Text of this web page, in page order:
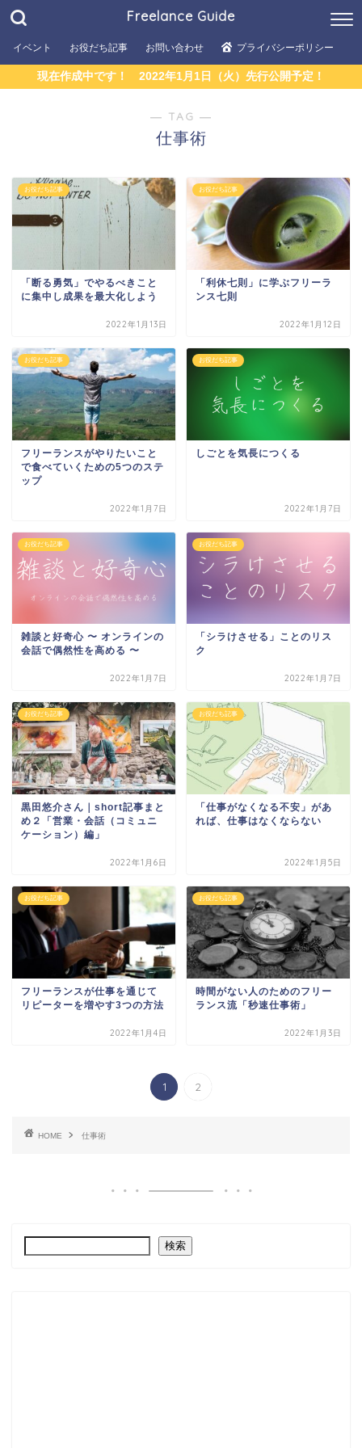
運営会社
フリーランス株式会社
Freelance Now
執筆・記事転載協力会社
株式会社ブレーンスタイル
eightsuマーケティング株式会社
執筆・記事転載協力者
黒田 悠介
福島 香里
石川ゆき
お問い合わせ
プライバシーポリシー
特定商取引法に基づく表記
Freelance Guide
イベント お役だち記事 お問い合わせ プライバシーポリシー
現在作成中です！ 2022年1月1日（火）先行公開予定！
― TAG ―
仕事術
お役だち記事
「断る勇気」でやるべきこと
に集中し成果を最大化しよう
2022年1月13日
お役だち記事
「利休七則」に学ぶフリーラ
ンス七則
2022年1月12日
お役だち記事
フリーランスがやりたいこと
で食べていくための5つのステ
ップ
2022年1月7日
お役だち記事
しごとを気長につくる
2022年1月7日
お役だち記事
雑談と好奇心 〜 オンラインの
会話で偶然性を高める 〜
2022年1月7日
お役だち記事
「シラけさせる」ことのリス
ク
2022年1月7日
お役だち記事
黒田悠介さん｜short記事まと
め２「営業・会話（コミュニ
ケーション）編」
2022年1月6日
お役だち記事
「仕事がなくなる不安」があ
れば、仕事はなくならない
2022年1月5日
お役だち記事
フリーランスが仕事を通じて
リピーターを増やす3つの方法
2022年1月4日
お役だち記事
時間がない人のためのフリー
ランス流「秒速仕事術」
2022年1月3日
1 2
HOME 仕事術
検索